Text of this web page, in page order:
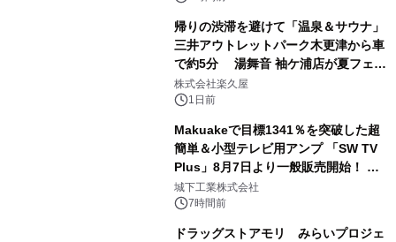
帰りの渋滞を避けて「温泉＆サウナ」
三井アウトレットパーク木更津から車
で約5分 湯舞音 袖ケ浦店が夏フェア
メニューを提供
株式会社楽久屋
1日前
Makuakeで目標1341％を突破した超
簡単＆小型テレビ用アンプ 「SW TV
Plus」8月7日より一般販売開始！ ケ
ーブル1本つなぐだけ、テレビの音が
ぐっと豊かに
城下工業株式会社
7時間前
ドラッグストアモリ みらいプロジェ